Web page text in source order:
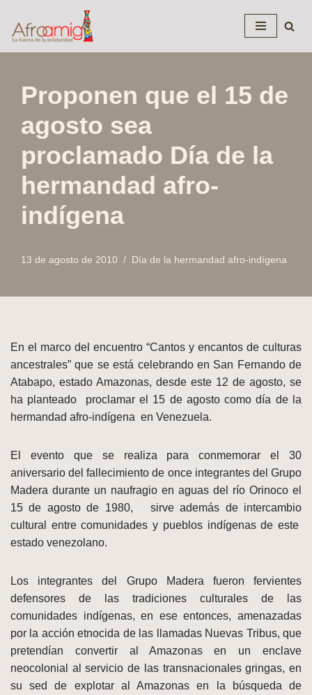
Saltar
al
Proponen que el 15 de
agosto sea
proclamado Día de la
hermandad afro-
indígena
13 de agosto de 2010 Día de la hermandad afro-indígena
En el marco del encuentro “Cantos y encantos de culturas
ancestrales” que se está celebrando en San Fernando de
Atabapo, estado Amazonas, desde este 12 de agosto, se
ha planteado proclamar el 15 de agosto como día de la
hermandad afro-indígena en Venezuela.
El evento que se realiza para conmemorar el 30
aniversario del fallecimiento de once integrantes del Grupo
Madera durante un naufragio en aguas del río Orinoco el
15 de agosto de 1980, sirve además de intercambio
cultural entre comunidades y pueblos indígenas de este
estado venezolano.
Los integrantes del Grupo Madera fueron fervientes
defensores de las tradiciones culturales de las
comunidades indígenas, en ese entonces, amenazadas
por la acción etnocida de las llamadas Nuevas Tribus, que
pretendían convertir al Amazonas en un enclave
neocolonial al servicio de las transnacionales gringas, en
su sed de explotar al Amazonas en la búsqueda de